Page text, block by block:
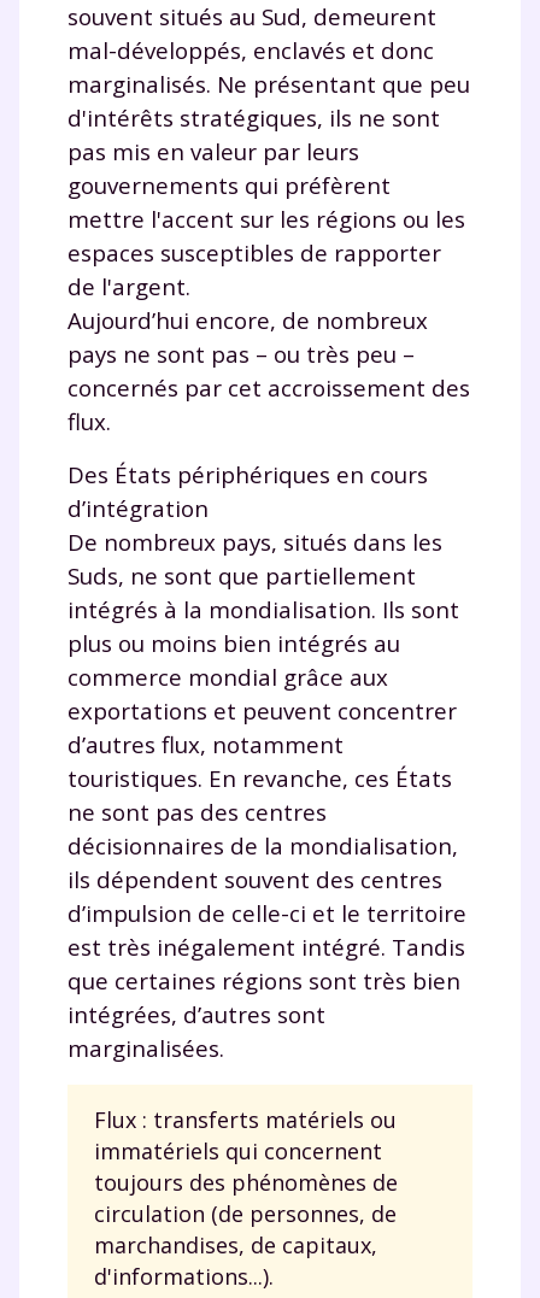
souvent situés au Sud, demeurent
mal-développés, enclavés et donc
marginalisés. Ne présentant que peu
d'intérêts stratégiques, ils ne sont
pas mis en valeur par leurs
gouvernements qui préfèrent
mettre l'accent sur les régions ou les
espaces susceptibles de rapporter
de l'argent.
Aujourd’hui encore, de nombreux
pays ne sont pas – ou très peu –
concernés par cet accroissement des
flux.
Des États périphériques en cours
d’intégration
De nombreux pays, situés dans les
Suds, ne sont que partiellement
intégrés à la mondialisation. Ils sont
plus ou moins bien intégrés au
commerce mondial grâce aux
exportations et peuvent concentrer
d’autres flux, notamment
touristiques. En revanche, ces États
ne sont pas des centres
décisionnaires de la mondialisation,
ils dépendent souvent des centres
d’impulsion de celle-ci et le territoire
est très inégalement intégré. Tandis
que certaines régions sont très bien
intégrées, d’autres sont
marginalisées.
Flux : transferts matériels ou
immatériels qui concernent
toujours des phénomènes de
circulation (de personnes, de
marchandises, de capitaux,
d'informations...).
Envie de progresser
et de réussir votre
année scolaire ?
Testez gratuitement
pendant 24h notre
plateforme de soutien
scolaire !
Fiches de cours et vidéos, exercices
corrigés,podcasts de révisions
Unespace dédié aux parents
suivre les progrès